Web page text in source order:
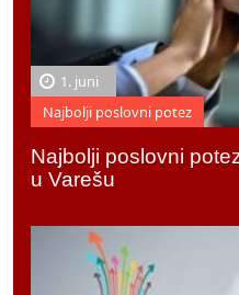
1. juni
Najbolji poslovni potez
Najbolji poslovni
u Varešu